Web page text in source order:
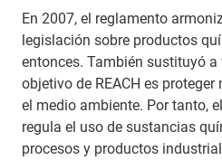
En 2007, el reglamento
legislación sobre productos
entonces. También sustituyó a
objetivo de REACH es
el medio ambiente. Por tanto,
regula el uso de sustancias
procesos y productos